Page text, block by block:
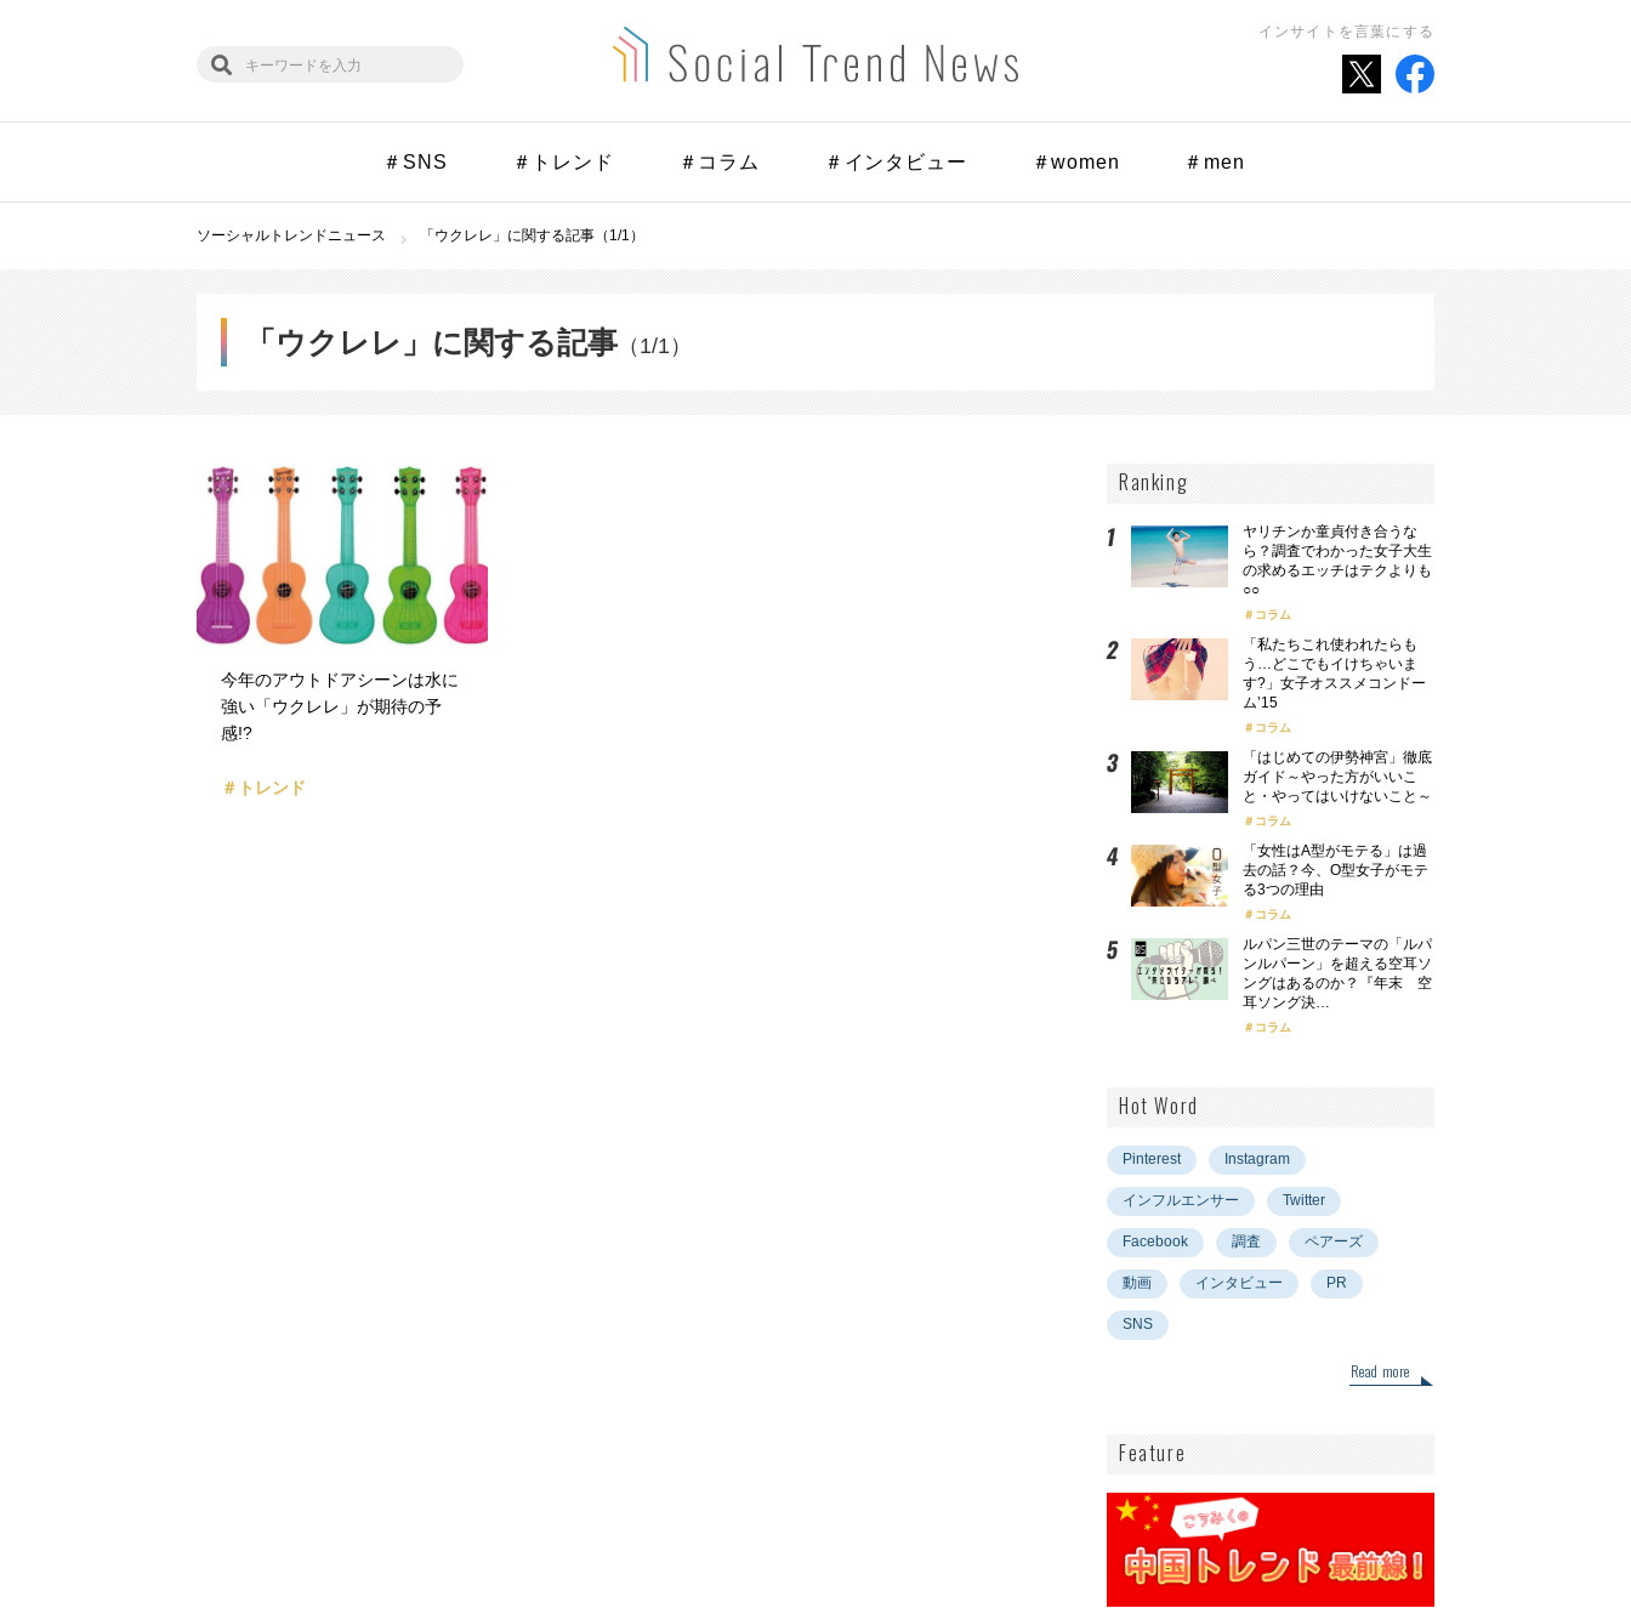
インサイトを言葉にする
＃SNS ＃トレンド ＃コラム ＃インタビュー ＃women ＃men
ソーシャルトレンドニュース 「ウクレレ」に関する記事（1/1）
「ウクレレ」に関する記事 （1/1）
今年のアウトドアシーンは水に
強い「ウクレレ」が期待の予
感!?
＃トレンド
Ranking
ヤリチンか童貞付き合うな
ら？調査でわかった女子大生
の求めるエッチはテクよりも
○○
コラム
「私たちこれ使われたらも
う…どこでもイけちゃいま
す?」女子オススメコンドー
ム’15
コラム
「はじめての伊勢神宮」徹底
ガイド～やった方がいいこ
と・やってはいけないこと～
コラム
「女性はA型がモテる」は過
去の話？今、O型女子がモテ
る3つの理由
コラム
ルパン三世のテーマの「ルパ
ンルパーン」を超える空耳ソ
ングはあるのか？『年末 空
耳ソング決…
コラム
Hot Word
Pinterest Instagram
インフルエンサー Twitter
Facebook 調査 ペアーズ
動画 インタビュー PR
SNS
Read more
Feature